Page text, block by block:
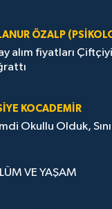
ÖZALP
alım fiyatları Çiftçiyi
KOCADEMİR
Okullu Olduk,
VE YAŞAM